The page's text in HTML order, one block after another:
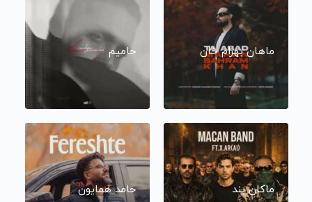
ماهان بهرام خان حامیم
ماکان بند حامد همایون